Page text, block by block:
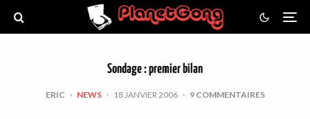
Sondage : premier bilan
ERIC · NEWS · 18 JANVIER 2006 · 9 COMMENTAIRES